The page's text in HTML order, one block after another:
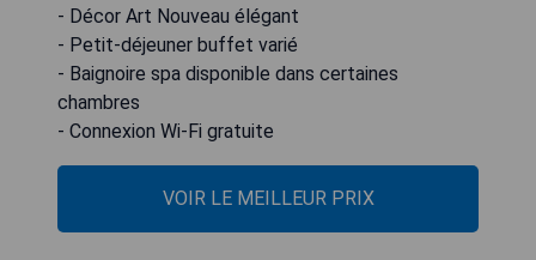
- Décor Art Nouveau élégant
- Petit-déjeuner buffet varié
- Baignoire spa disponible dans certaines
chambres
- Connexion Wi-Fi gratuite
VOIR LE MEILLEUR PRIX